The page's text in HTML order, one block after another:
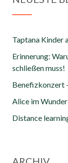
Taptana Kinder
Erinnerung:
schließen muss!
Benefizkonzert
Alice im
Distance